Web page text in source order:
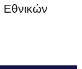
Εθνικών